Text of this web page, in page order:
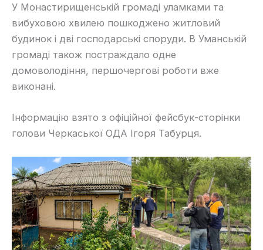
У Монастирищенській громаді уламками та
вибуховою хвилею пошкоджено житловий
будинок і дві господарські споруди. В Уманській
громаді також постраждало одне
домоволодіння, першочергові роботи вже
виконані.
Інформацію взято з офіційної фейсбук-сторінки
голови Черкаської ОДА Ігоря Табурця.